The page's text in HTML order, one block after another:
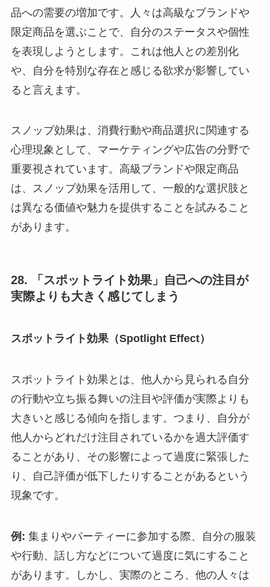
品への需要の増加です。人々は高級なブランドや
限定商品を選ぶことで、自分のステータスや個性
を表現しようとします。これは他人との差別化
や、自分を特別な存在と感じる欲求が影響してい
ると言えます。
スノッブ効果は、消費行動や商品選択に関連する
心理現象として、マーケティングや広告の分野で
重要視されています。高級ブランドや限定商品
は、スノッブ効果を活用して、一般的な選択肢と
は異なる価値や魅力を提供することを試みること
があります。
28. 「スポットライト効果」自己への注目が
実際よりも大きく感じてしまう
スポットライト効果（Spotlight Effect）
スポットライト効果とは、他人から見られる自分
の行動や立ち振る舞いの注目や評価が実際よりも
大きいと感じる傾向を指します。つまり、自分が
他人からどれだけ注目されているかを過大評価す
ることがあり、その影響によって過度に緊張した
り、自己評価が低下したりすることがあるという
現象です。
例: 集まりやパーティーに参加する際、自分の服装
や行動、話し方などについて過度に気にすること
があります。しかし、実際のところ、他の人々は